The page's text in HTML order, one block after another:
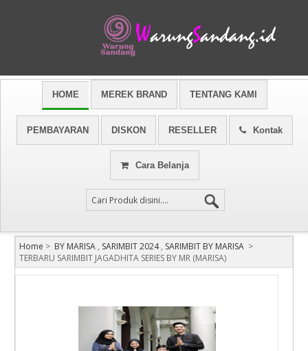
HOME MEREK BRAND TENTANG KAMI
PEMBAYARAN DISKON RESELLER Kontak
Cara Belanja
Home > BY MARISA , SARIMBIT 2024, SARIMBIT BY MARISA >
TERBARU SARIMBIT JAGADHITA SERIES BY MR (MARISA)